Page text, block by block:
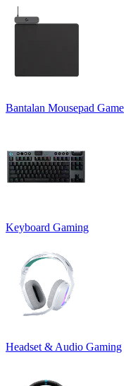
Bantalan Mousepad Game
Keyboard Gaming
Headset & Audio Gaming